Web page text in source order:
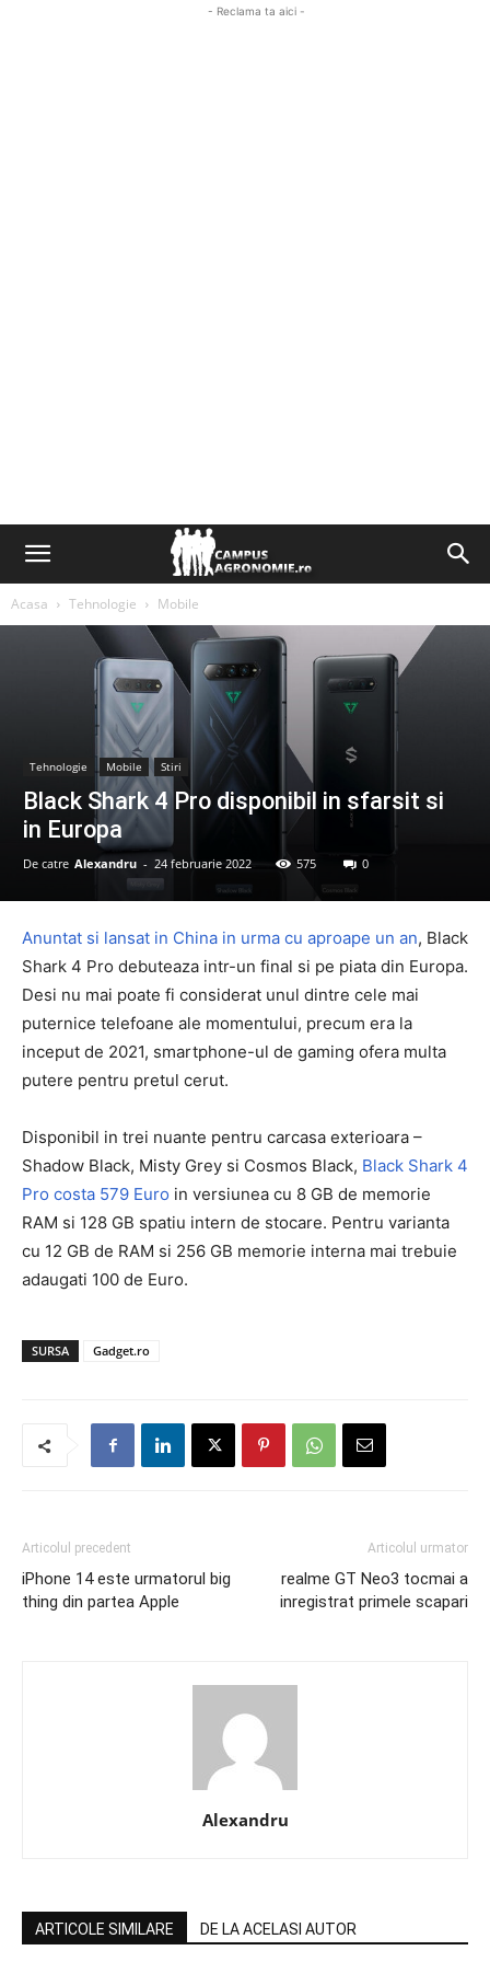
- Reclama ta aici -
Acasa Tehnologie Mobile
Tehnologie Mobile Stiri
Black Shark 4 Pro disponibil in sfarsit si
in Europa
De catre Alexandru - 24 februarie 2022 575 0
Anuntat si lansat in China in urma cu aproape un an, Black
Shark 4 Pro debuteaza intr-un final si pe piata din Europa.
Desi nu mai poate fi considerat unul dintre cele mai
puternice telefoane ale momentului, precum era la
inceput de 2021, smartphone-ul de gaming ofera multa
putere pentru pretul cerut.
Disponibil in trei nuante pentru carcasa exterioara –
Shadow Black, Misty Grey si Cosmos Black, Black Shark 4
Pro costa 579 Euro in versiunea cu 8 GB de memorie
RAM si 128 GB spatiu intern de stocare. Pentru varianta
cu 12 GB de RAM si 256 GB memorie interna mai trebuie
adaugati 100 de Euro.
SURSA Gadget.ro
Articolul precedent
iPhone 14 este urmatorul big
thing din partea Apple
Articolul urmator
realme GT Neo3 tocmai a
inregistrat primele scapari
Alexandru
ARTICOLE SIMILARE DE LA ACELASI AUTOR